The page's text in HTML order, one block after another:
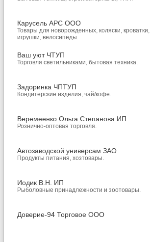
Карусель АРС ООО
Товары для новорожденных, коляски, кроватки,
игрушки, велосипеды.
Ваш уют ЧТУП
Торговля светильниками, бытовая техника.
Задоринка ЧПТУП
Кондитерские изделия, чай/кофе.
Веремеенко Ольга Степанова ИП
Рознично-оптовая торговля.
Автозаводской универсам ЗАО
Продукты питания, хозтовары.
Иодик В.Н. ИП
Рыболовные принадлежности и зоотовары.
Доверие-94 Торговое ООО